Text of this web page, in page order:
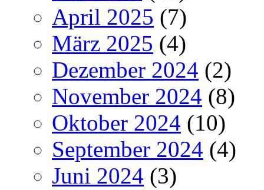
April 2025 (7)
März 2025 (4)
Dezember 2024 (2)
November 2024 (8)
Oktober 2024 (10)
September 2024 (4)
Juni 2024 (3)